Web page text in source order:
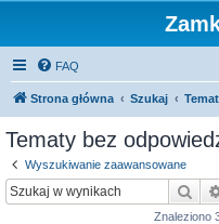
FAQ
Strona główna Szukaj
Tematy bez
Wyszukiwanie zaawansowane
Znaleziono